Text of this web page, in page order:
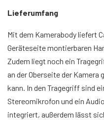
Lieferumfang
Mit dem Kamerabody liefert
Geräteseite montierbaren
Zudem liegt noch ein
an der Oberseite der
kann. In den Tragegriff sind
Stereomikrofon und ein
integriert, außerdem lässt